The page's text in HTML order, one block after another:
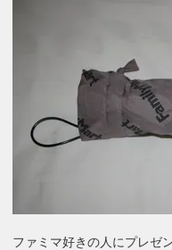
ファミマ好きの人にプレゼ